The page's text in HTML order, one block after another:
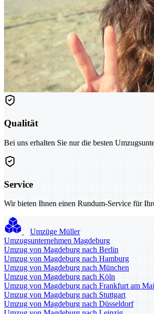
Qualität
Bei uns erhalten Sie nur die besten
Service
Wir bieten Ihnen einen Rundum-Service für
Umzüge Müller
Umzugsunternehmen Magdeburg
Umzug von Magdeburg nach Berlin
Umzug von Magdeburg nach Hamburg
Umzug von Magdeburg nach München
Umzug von Magdeburg nach Köln
Umzug von Magdeburg nach Frankfurt am
Umzug von Magdeburg nach Stuttgart
Umzug von Magdeburg nach Düsseldorf